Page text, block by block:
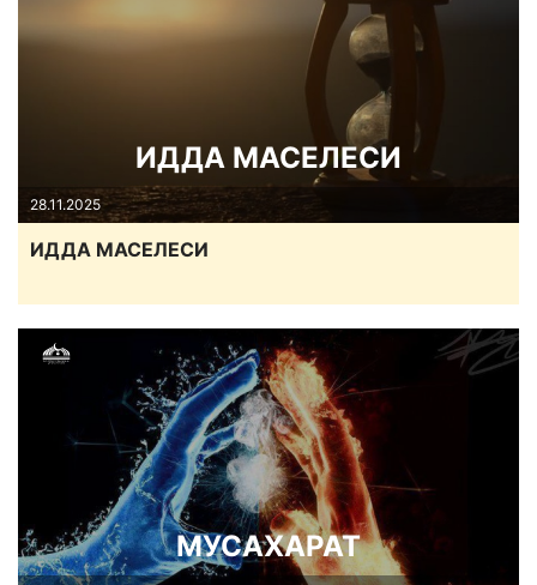
ИДДА МАСЕЛЕСИ
28.11.2025
ИДДА МАСЕЛЕСИ
МУСАХАРАТ